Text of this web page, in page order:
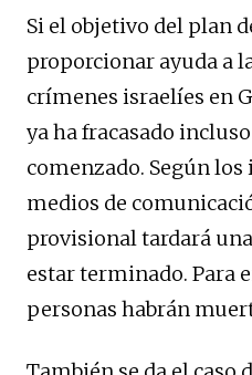
Si el objetivo del plan
proporcionar ayuda a
crímenes israelíes en
ya ha fracasado
comenzado. Según
medios de
provisional tardará
estar terminado. Para
personas habrán